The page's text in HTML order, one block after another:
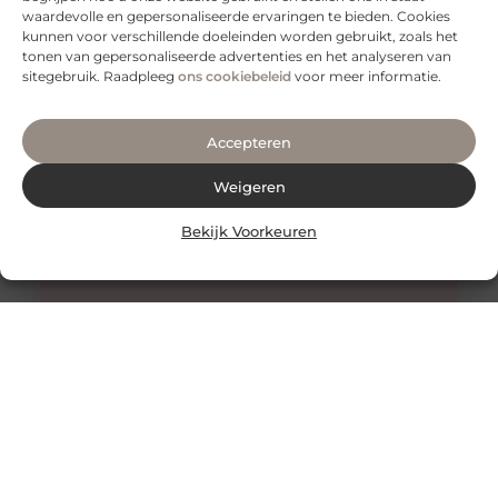
waardevolle en gepersonaliseerde ervaringen te bieden. Cookies
kunnen voor verschillende doeleinden worden gebruikt, zoals het
tonen van gepersonaliseerde advertenties en het analyseren van
sitegebruik. Raadpleeg ons cookiebeleid voor meer informatie.
Accepteren
Weigeren
Bekijk Voorkeuren
functioneren van je lichaam. Het is niet alleen belangrijk
voor